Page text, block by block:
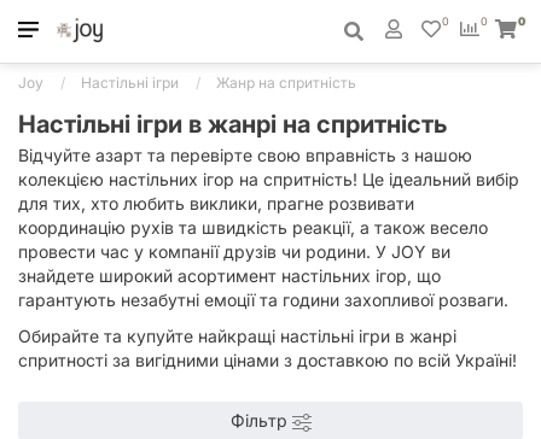
0
0 0
Joy Настільні ігри Жанр на спритність
Настільні ігри в жанрі на спритність
Відчуйте азарт та перевірте свою вправність з нашою
колекцією настільних ігор на спритність! Це ідеальний вибір
для тих, хто любить виклики, прагне розвивати
координацію рухів та швидкість реакції, а також весело
провести час у компанії друзів чи родини. У JOY ви
знайдете широкий асортимент настільних ігор, що
гарантують незабутні емоції та години захопливої розваги.
Обирайте та купуйте найкращі настільні ігри в жанрі
спритності за вигідними цінами з доставкою по всій Україні!
Фільтр